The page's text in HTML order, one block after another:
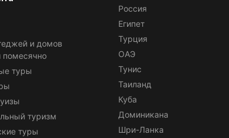
и домов
помесячно
туры
туризм
туры
Россия
Египет
Турция
ОАЭ
Тунис
Таиланд
Куба
Доминикана
Шри-Ланка